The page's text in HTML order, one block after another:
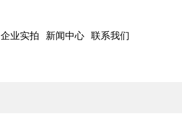
企业实拍 新闻中心 联系我们